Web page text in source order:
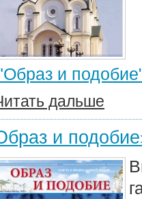
и
дальше
и